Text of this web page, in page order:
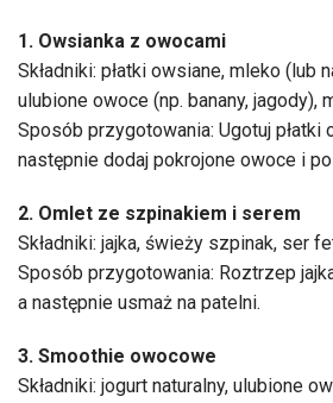
1. Owsianka z owocami
Składniki: płatki owsiane, mleko (lub
ulubione owoce (np. banany, jagody),
Sposób przygotowania: Ugotuj płatki
następnie dodaj pokrojone owoce i
2. Omlet ze szpinakiem i serem
Składniki: jajka, świeży szpinak, ser
Sposób przygotowania: Roztrzep
a następnie usmaż na patelni.
3. Smoothie owocowe
Składniki: jogurt naturalny, ulubione